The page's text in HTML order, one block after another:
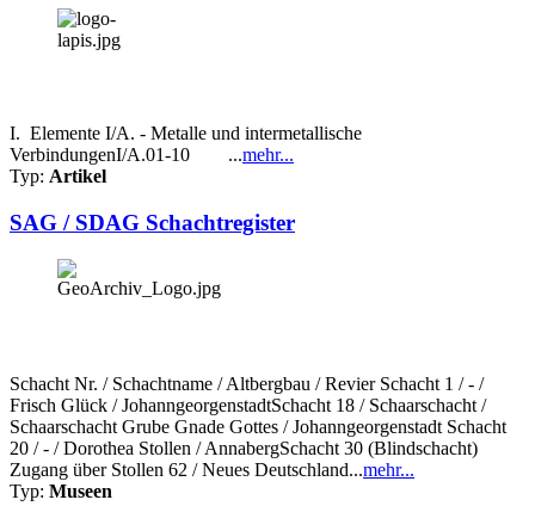
I. Elemente I/A. - Metalle und intermetallische
VerbindungenI/A.01-10 ...mehr...
Typ: Artikel
SAG / SDAG Schachtregister
Schacht Nr. / Schachtname / Altbergbau / Revier Schacht 1 / - /
Frisch Glück / JohanngeorgenstadtSchacht 18 / Schaarschacht /
Schaarschacht Grube Gnade Gottes / Johanngeorgenstadt Schacht
20 / - / Dorothea Stollen / AnnabergSchacht 30 (Blindschacht)
Zugang über Stollen 62 / Neues Deutschland...mehr...
Typ: Museen